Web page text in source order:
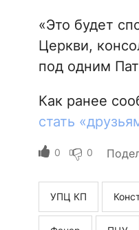
«Это будет
Церкви,
под одним
Как ранее
стать
0 0
УПЦ КП